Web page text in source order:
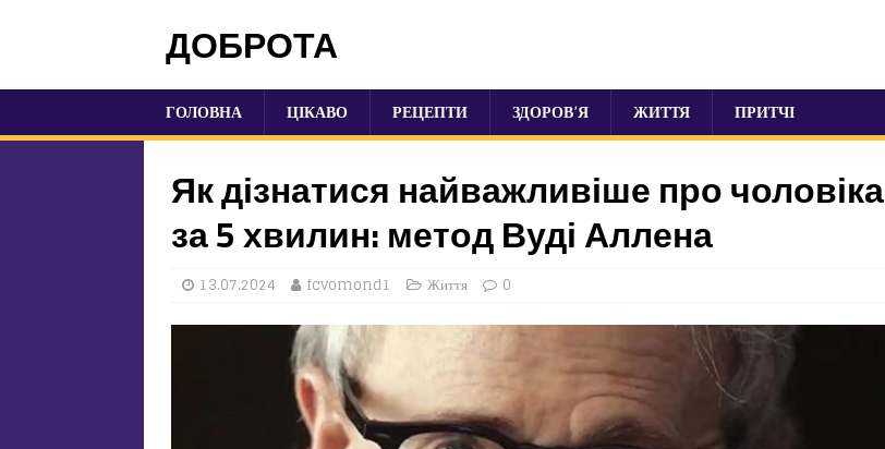
ДОБРОТА
ГОЛОВНА ЦІКАВО РЕЦЕПТИ ЗДОРОВ’Я ЖИТТЯ ПРИТЧІ
Як дізнатися найважливіше про чоловіка
за 5 хвилин: метод Вуді Аллена
13.07.2024 fcvomond1 Життя 0